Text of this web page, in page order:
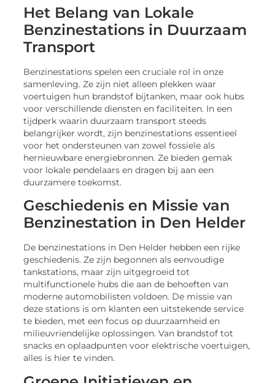
Het Belang van Lokale
Benzinestations in Duurzaam
Transport
Benzinestations spelen een cruciale rol in onze
samenleving. Ze zijn niet alleen plekken waar
voertuigen hun brandstof bijtanken, maar ook hubs
voor verschillende diensten en faciliteiten. In een
tijdperk waarin duurzaam transport steeds
belangrijker wordt, zijn benzinestations essentieel
voor het ondersteunen van zowel fossiele als
hernieuwbare energiebronnen. Ze bieden gemak
voor lokale pendelaars en dragen bij aan een
duurzamere toekomst.
Geschiedenis en Missie van
Benzinestation in Den Helder
De benzinestations in Den Helder hebben een rijke
geschiedenis. Ze zijn begonnen als eenvoudige
tankstations, maar zijn uitgegroeid tot
multifunctionele hubs die aan de behoeften van
moderne automobilisten voldoen. De missie van
deze stations is om klanten een uitstekende service
te bieden, met een focus op duurzaamheid en
milieuvriendelijke oplossingen. Van brandstof tot
snacks en oplaadpunten voor elektrische voertuigen,
alles is hier te vinden.